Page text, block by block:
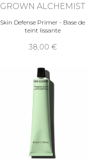
GROWN ALCHEMIST
Skin Defense Primer - Base de
teint lissante
38,00